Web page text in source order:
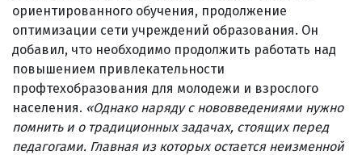
ориентированного обучения, продолжение
оптимизации сети учреждений образования. Он
добавил, что необходимо продолжить работать над
повышением привлекательности
профтехобразования для молодежи и взрослого
населения. «Однако наряду с нововведениями нужно
помнить и о традиционных задачах, стоящих перед
педагогами. Главная из которых остается неизменной